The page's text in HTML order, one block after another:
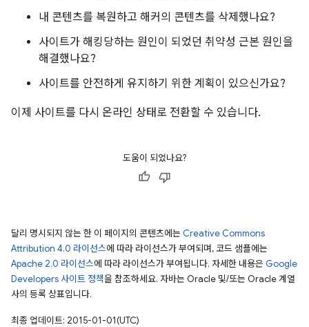
내 콘텐츠를 복원하고 해커의 콘텐츠를 삭제했나요?
사이트가 해킹당하는 원인이 되었던 취약성 근본 원인을
해결했나요?
사이트를 안전하게 유지하기 위한 계획이 있으신가요?
이제 사이트를 다시 온라인 상태로 전환할 수 있습니다.
도움이 되었나요?
달리 명시되지 않는 한 이 페이지의 콘텐츠에는 Creative Commons
Attribution 4.0 라이선스에 따라 라이선스가 부여되며, 코드 샘플에는
Apache 2.0 라이선스에 따라 라이선스가 부여됩니다. 자세한 내용은 Google
Developers 사이트 정책을 참조하세요. 자바는 Oracle 및/또는 Oracle 계열
사의 등록 상표입니다.
최종 업데이트: 2015-01-01(UTC)